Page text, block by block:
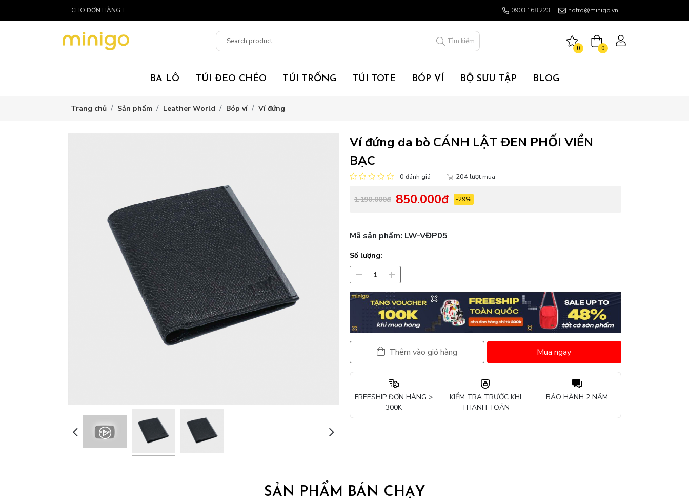
QUỐC CHO ĐƠN HÀNG TRÊN 300K 0903 168 223 hotro@minigo.vn
Tìm kiếm
0 0
BA LÔ TÚI ĐEO CHÉO TÚI TRỐNG TÚI TOTE BÓP VÍ BỘ SƯU TẬP BLOG
Trang chủ Sản phẩm Leather World Bóp ví Ví đứng
Ví đứng da bò CÁNH LẬT ĐEN PHỐI VIỀN
BẠC
0 đánh giá 204 lượt mua
1.190.000đ 850.000đ -29%
Mã sản phẩm: LW-VĐP05
Số lượng:
Thêm vào giỏ hàng Mua ngay
FREESHIP ĐƠN HÀNG >
300K
KIỂM TRA TRƯỚC KHI
THANH TOÁN
BẢO HÀNH 2 NĂM
SẢN PHẨM BÁN CHẠY